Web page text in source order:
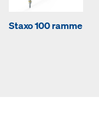
Staxo 100 ramme